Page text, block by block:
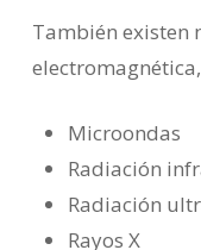
También existen
Microondas
Radiación
Radiación
Rayos X